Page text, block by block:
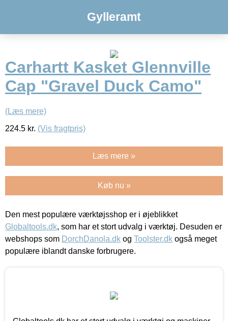
Gylleramt
Carhartt Kasket Glennville
Cap "Gravel Duck Camo"
(Læs mere)
224.5 kr. (Vis fragtpris)
Læs mere »
Køb nu »
Den mest populære værktøjsshop er i øjeblikket
Globaltools.dk, som har et stort udvalg i værktøj. Desuden er
webshops som DorchDanola.dk og Toolster.dk også meget
populære iblandt danske forbrugere.